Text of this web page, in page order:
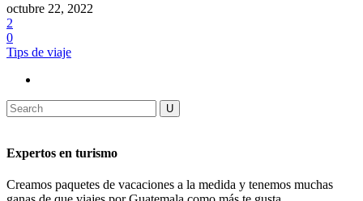
octubre 22, 2022
2
0
Tips de viaje
Expertos en turismo
Creamos paquetes de vacaciones a la medida y tenemos muchas